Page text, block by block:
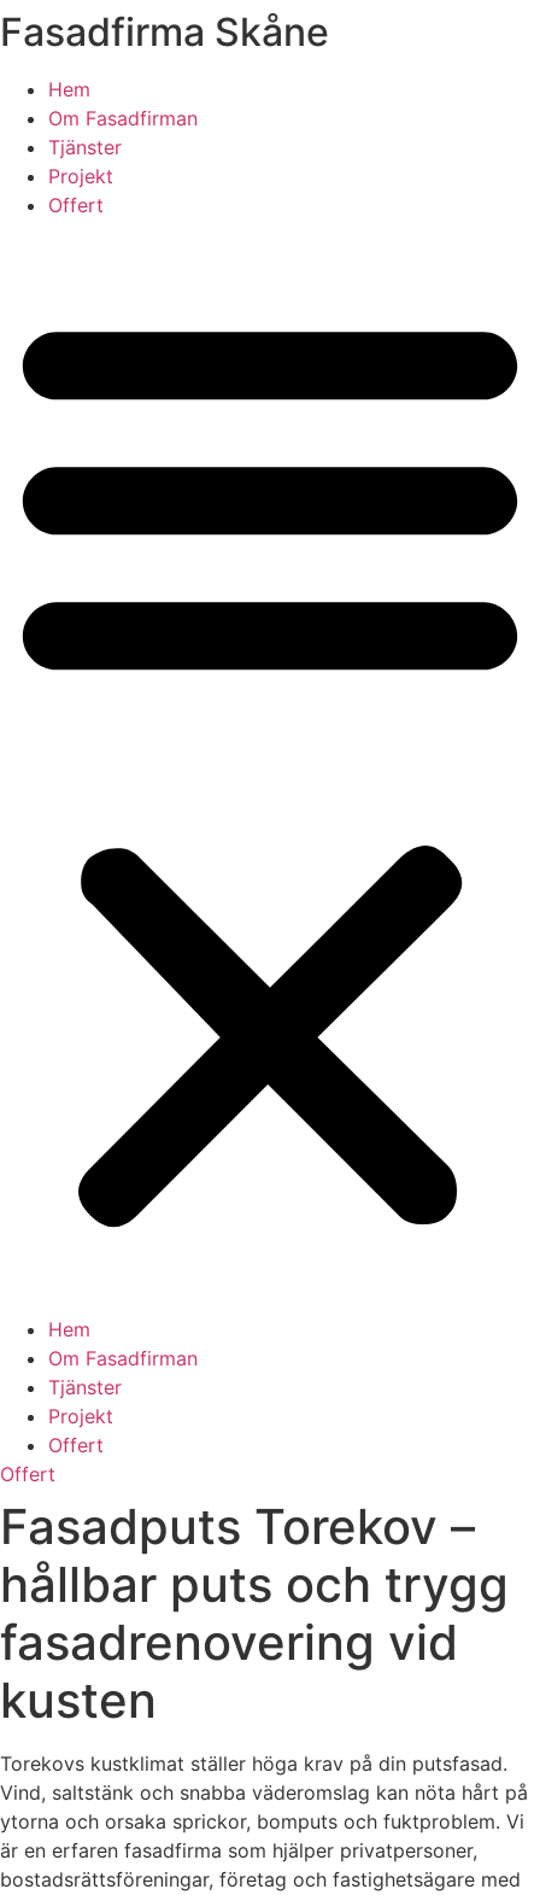
Skip
to
content
Fasadfirma Skåne
Hem
Om Fasadfirman
Tjänster
Projekt
Offert
Hem
Om Fasadfirman
Tjänster
Projekt
Offert
Offert
Fasadputs Torekov –
hållbar puts och trygg
fasadrenovering vid
kusten
Torekovs kustklimat ställer höga krav på din putsfasad.
Vind, saltstänk och snabba väderomslag kan nöta hårt på
ytorna och orsaka sprickor, bomputs och fuktproblem. Vi
är en erfaren fasadfirma som hjälper privatpersoner,
bostadsrättsföreningar, företag och fastighetsägare med